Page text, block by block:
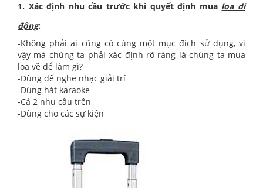
1. Xác định nhu cầu trước khi quyết định mua loa di
động:
-Không phải ai cũng có cùng một mục đích sử dụng, vì
vậy mà chúng ta phải xác định rõ ràng là chúng ta mua
loa về để làm gì?
-Dùng để nghe nhạc giải trí
-Dùng hát karaoke
-Cả 2 nhu cầu trên
-Dùng cho các sự kiện